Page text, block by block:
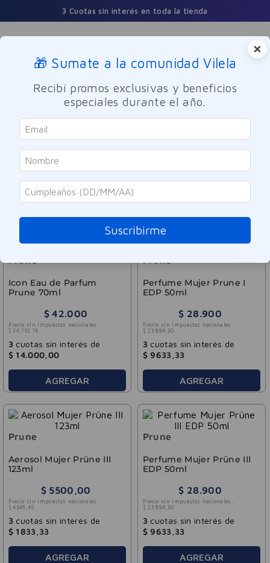
3 Cuotas sin interés en toda la tienda
Buscar
Icon Eau de Parfum
Prune 70ml
$ 42.000
Precio sin impuestos nacionales:
$ 34.710, 74
3 cuotas sin interés de
$ 14.000,00
AGREGAR
Perfume Mujer Prune I
EDP 50ml
$ 28.900
Precio sin impuestos nacionales:
$ 23 .884, 30
3 cuotas sin interés de
$ 9633,33
AGREGAR
Prune
Aerosol Mujer Prüne III
123ml
$ 5500 ,00
Precio sin impuestos nacionales:
$ 4545 ,45
3 cuotas sin interés de
$ 1833 33
AGREGAR
Prune
Perfume Mujer Prüne III
EDP 50ml
$ 28.900
Precio sin impuestos nacionales:
$ 23 .884 30
3 cuotas sin interés de
$ 9633 33
AGREGAR
×
🎁 Sumate a la comunidad Vilela
Recibí promos exclusivas y beneficios
especiales durante el año.
Suscribirme